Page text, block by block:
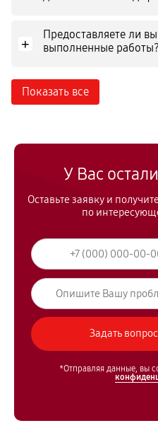
+
Предоставляете ли
выполненные работы?
Показать все
У Вас
Оставьте заявку и
по
*Отправляя данные, вы